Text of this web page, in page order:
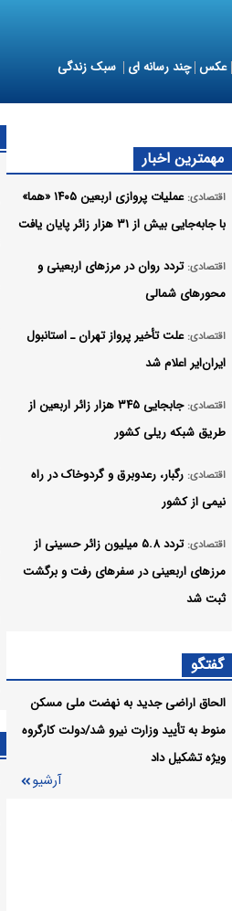
عکس چند رسانه ای سبک زندگی
مهمترین اخبار
اقتصادی:
عملیات پروازی اربعین ۱۴۰۵ «هما»
با جابه‌جایی بیش از ۳۱ هزار زائر پایان یافت
اقتصادی: تردد روان در مرزهای اربعینی و
محورهای شمالی
اقتصادی: علت تأخیر پرواز تهران ـ استانبول
ایران‌ایر اعلام شد
اقتصادی:
جابجایی ۳۴۵ هزار زائر اربعین از
طریق شبکه ریلی کشور
اقتصادی: رگبار، رعدوبرق و گردوخاک در راه
نیمی از کشور
اقتصادی:
تردد ۵.۸ میلیون زائر حسینی از
مرزهای اربعینی در سفرهای رفت و برگشت
ثبت شد
استان
اقتصادی: تیم مشترک نظارتی سازمان
هواپیمایی، بازرسی و تعزیرات در عملیات
پروازی اربعین مستقر هستند
گفتگو
الحاق اراضی جدید به نهضت ملی مسکن
منوط به تأیید وزارت نیرو شد/دولت کارگروه
ویژه تشکیل داد
آرشیو